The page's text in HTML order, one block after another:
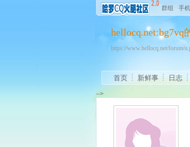
群组 手
hellocq.net:bg7vq
https://www.hellocq.net/forum/
首页 新鲜事 日志
-->